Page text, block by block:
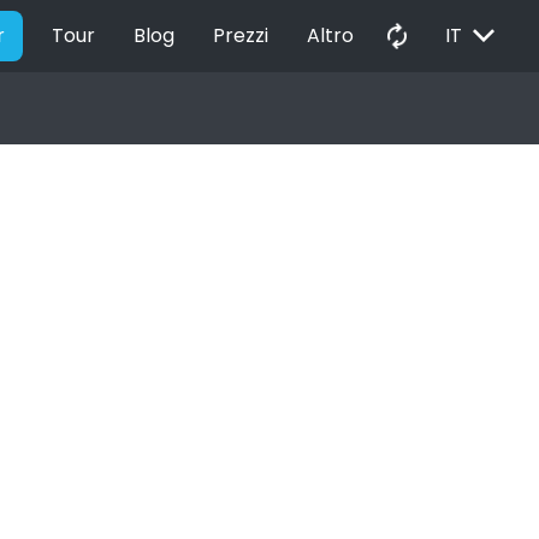
Tour Blog Prezzi Altro autorenew IT EXPAND_MORE